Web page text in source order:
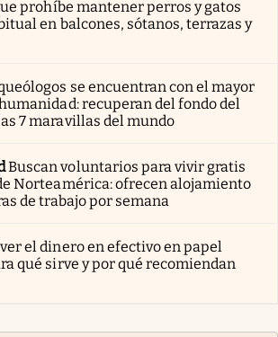
prohíbe mantener perros y gatos
en balcones, sótanos, terrazas y
se encuentran con el mayor
recuperan del fondo del
7 maravillas del mundo
Buscan voluntarios para vivir gratis
Norteamérica: ofrecen alojamiento
de trabajo por semana
el dinero en efectivo en papel
qué sirve y por qué recomiendan